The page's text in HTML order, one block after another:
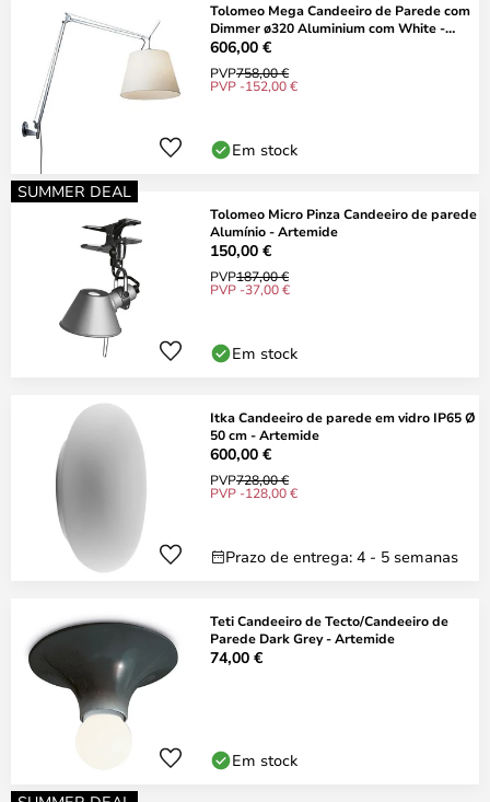
Tolomeo Mega Candeeiro de Parede com
Dimmer ø320 Aluminium com White -
Artemide
606,00 €
PVP758,00 €
PVP -152,00 €
Em stock
SUMMER DEAL
Tolomeo Micro Pinza Candeeiro de parede
Alumínio - Artemide
150,00 €
PVP187,00 €
PVP -37,00 €
Em stock
Itka Candeeiro de parede em vidro IP65 Ø
50 cm - Artemide
600,00 €
PVP728,00 €
PVP -128,00 €
Prazo de entrega: 4 - 5 semanas
Teti Candeeiro de Tecto/Candeeiro de
Parede Dark Grey - Artemide
74,00 €
Em stock